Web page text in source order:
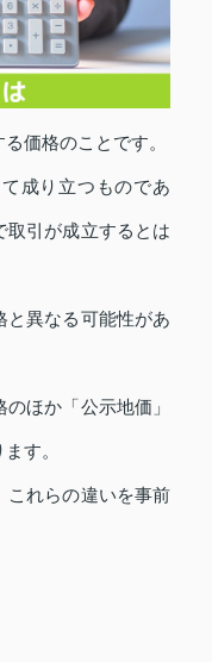
価格のことです。
成り立つものであ
取引が成立するとは
と異なる可能性があ
ほか「公示地価」
す。
これらの違いを事前